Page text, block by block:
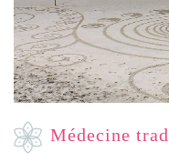
Médecine